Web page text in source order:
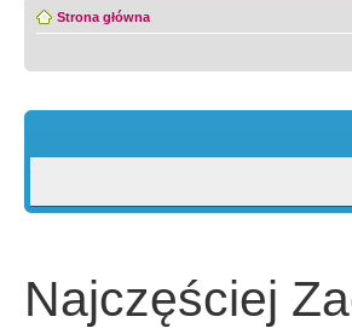
Strona główna
Najczęściej